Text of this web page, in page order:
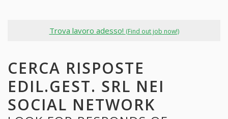
Trova lavoro adesso! (Find out job now!)
CERCA RISPOSTE
EDIL.GEST. SRL NEI
SOCIAL NETWORK